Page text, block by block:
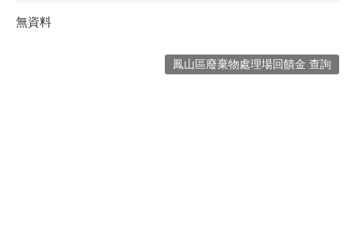
無資料
鳳山區廢棄物處理場回饋金 查詢